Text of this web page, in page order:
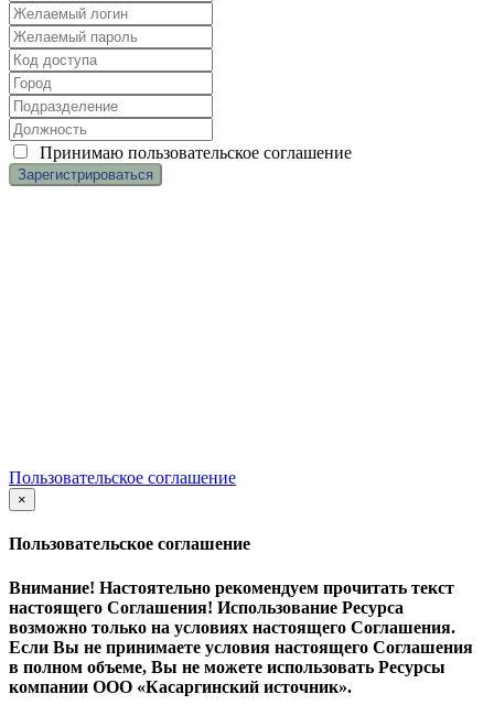
Принимаю пользовательское соглашение
Пользовательское соглашение
×
закрыть
Пользовательское соглашение
Внимание! Настоятельно рекомендуем прочитать текст
настоящего Соглашения! Использование Ресурса
возможно только на условиях настоящего Соглашения.
Если Вы не принимаете условия настоящего Соглашения
в полном объеме, Вы не можете использовать Ресурсы
компании ООО «Касаргинский источник».